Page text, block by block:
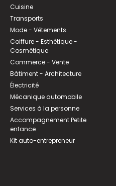
Cuisine
Transports
Mode - Vêtements
Coiffure - Esthétique -
Cosmétique
Commerce - Vente
Bâtiment - Architecture
Électricité
Mécanique automobile
Services à la personne
Accompagnement Petite
enfance
Kit auto-entrepreneur